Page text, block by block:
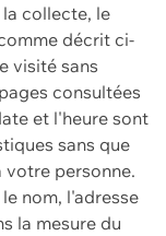
collecte, le
décrit ci-
visité sans
consultées
et l'heure sont
sans que
votre personne.
nom, l'adresse
la mesure du